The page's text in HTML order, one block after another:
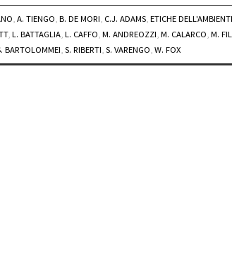
,A. TIENGO,B. DE MORI, C.J. ADAMS,ETICHE
, L. BATTAGLIA, L. CAFFO, M. ANDREOZZI, M. CALARCO, M.
BARTOLOMMEI, S. RIBERTI, S. VARENGO, W. FOX